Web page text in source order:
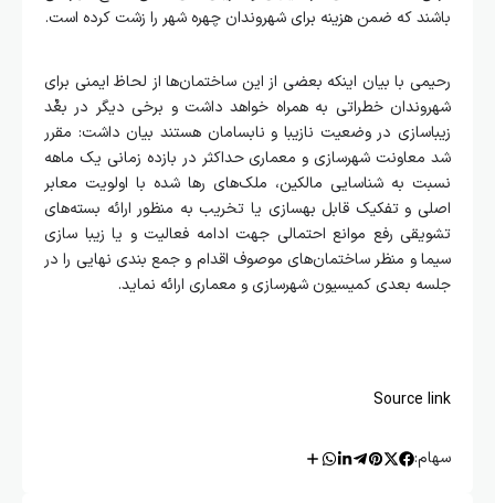
باشند که ضمن هزینه برای شهروندان چهره شهر را زشت کرده است.
رحیمی با بیان اینکه بعضی از این ساختمان‌ها از لحاظ ایمنی برای
شهروندان خطراتی به همراه خواهد داشت و برخی دیگر در بعٌد
زیباسازی در وضعیت نازیبا و نابسامان هستند بیان داشت: مقرر
شد معاونت شهرسازی و معماری حداکثر در بازده زمانی یک ماهه
نسبت به شناسایی مالکین، ملک‌های رها شده با اولویت معابر
اصلی و تفکیک قابل بهسازی یا تخریب به منظور ارائه بسته‌های
تشویقی رفع موانع احتمالی جهت ادامه فعالیت و یا زیبا سازی
سیما و منظر ساختمان‌های موصوف اقدام و جمع بندی نهایی را در
جلسه بعدی کمیسیون شهرسازی و معماری ارائه نماید.
Source link
سهام: